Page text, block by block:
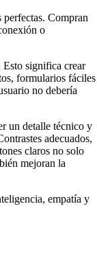
Compran
o
Esto significa crear
formularios fáciles
no debería
un detalle técnico y
adecuados,
claros no solo
mejoran la
empatía y